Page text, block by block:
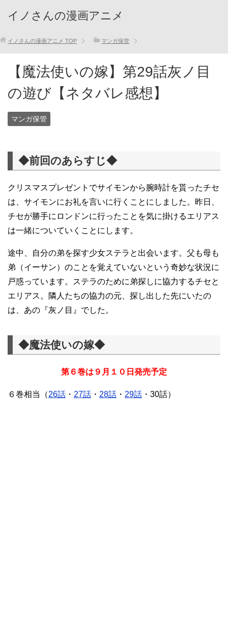
イノさんの漫画アニメ
イノさんの漫画アニメ TOP マンガ保管
【魔法使いの嫁】第29話灰ノ目
の遊び【ネタバレ感想】
マンガ保管
◆前回のあらすじ◆
クリスマスプレゼントでサイモンから腕時計を貰ったチセ
は、サイモンにお礼を言いに行くことにしました。昨日、
チセが勝手にロンドンに行ったことを気に掛けるエリアス
は一緒についていくことにします。
途中、自分の弟を探す少女ステラと出会います。父も母も
弟（イーサン）のことを覚えていないという奇妙な状況に
戸惑っています。ステラのために弟探しに協力するチセと
エリアス。隣人たちの協力の元、探し出した先にいたの
は、あの『灰ノ目』でした。
◆魔法使いの嫁◆
第６巻は９月１０日発売予定
６巻相当（26話 ・ 27話 ・ 28話 ・ 29話 ・30話）